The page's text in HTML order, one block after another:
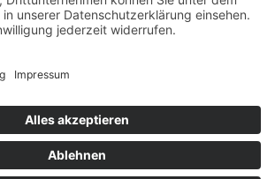
CONSULTANTS | Executive Search
+49-89-21528687-0
info@heberlein-consultants.de
Impressum·